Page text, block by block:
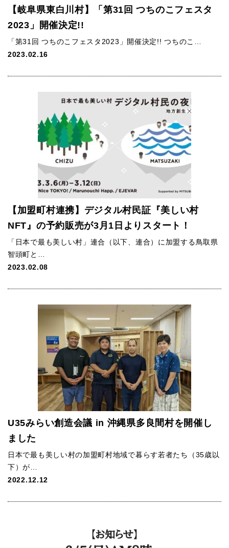
【岐阜県東白川村】「第31回 つちのこフェスタ
2023」開催決定!!
「第31回 つちのこフェスタ2023」開催決定!! つちのこ…
2023.02.16
【加盟町村連携】デジタル村民証『美しい村
NFT』の予約販売が3月1日よりスタート！
「日本で最も美しい村」連合（以下、連合）に加盟する鳥取県
智頭町と…
2023.02.08
U35みらい創造会議 in 沖縄県多良間村を開催し
ました
日本で最も美しい村の加盟町村地域で暮らす若者たち（35歳以
下）が…
2022.12.12